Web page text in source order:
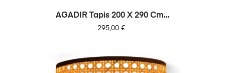
AGADIR Tapis 200 X 290 Cm...
Prix
295,00 €